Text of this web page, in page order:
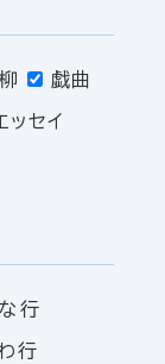
戯曲
ッセイ
な行
行